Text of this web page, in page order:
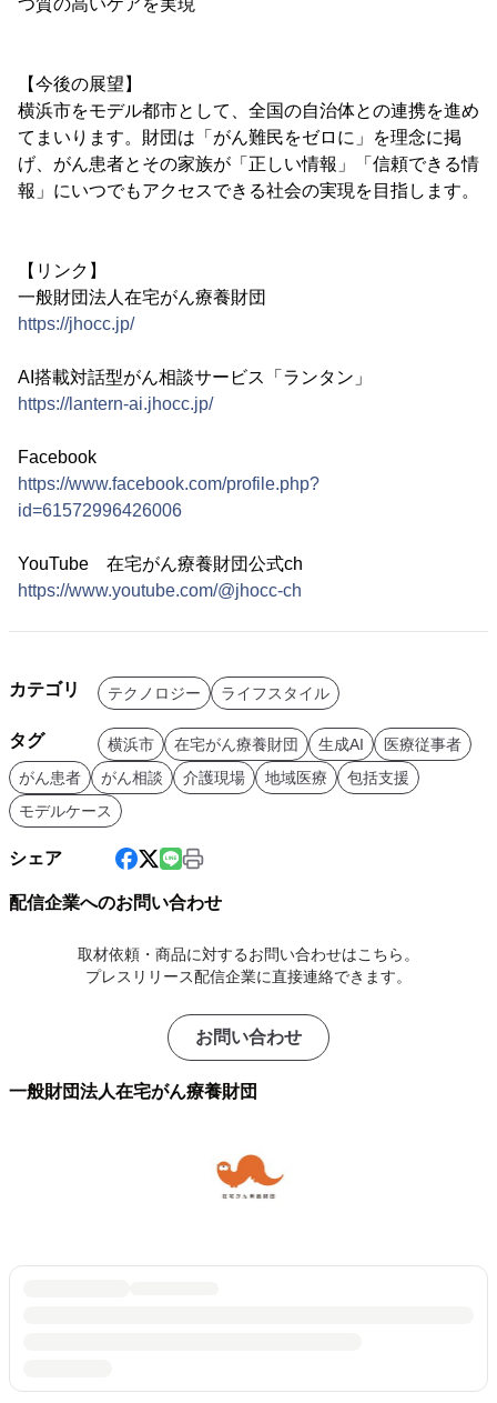
つ質の高いケアを実現
【今後の展望】
横浜市をモデル都市として、全国の自治体との連携を進め
てまいります。財団は「がん難民をゼロに」を理念に掲
げ、がん患者とその家族が「正しい情報」「信頼できる情
報」にいつでもアクセスできる社会の実現を目指します。
【リンク】
一般財団法人在宅がん療養財団
https://jhocc.jp/
AI搭載対話型がん相談サービス「ランタン」
https://lantern-ai.jhocc.jp/
Facebook
https://www.facebook.com/profile.php?
id=61572996426006
YouTube 在宅がん療養財団公式ch
https://www.youtube.com/@jhocc-ch
カテゴリ テクノロジー ライフスタイル
タグ 横浜市 在宅がん療養財団 生成AI
医療従事者
がん患者
がん相談 介護現場 地域医療
包括支援
モデルケース
シェア
配信企業へのお問い合わせ
取材依頼・商品に対するお問い合わせはこちら。
プレスリリース配信企業に直接連絡できます。
お問い合わせ
一般財団法人在宅がん療養財団